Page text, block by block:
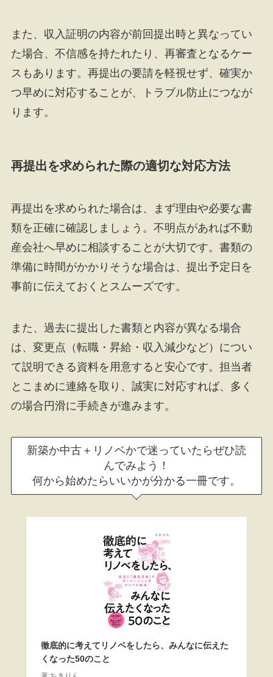
また、収入証明の内容が前回提出時と異なってい
た場合、不信感を持たれたり、再審査となるケー
スもあります。再提出の要請を軽視せず、確実か
つ早めに対応することが、トラブル防止につなが
ります。
再提出を求められた際の適切な対応方法
再提出を求められた場合は、まず理由や必要な書
類を正確に確認しましょう。不明点があれば不動
産会社へ早めに相談することが大切です。書類の
準備に時間がかかりそうな場合は、提出予定日を
事前に伝えておくとスムーズです。
また、過去に提出した書類と内容が異なる場合
は、変更点（転職・昇給・収入減少など）につい
て説明できる資料を用意すると安心です。担当者
とこまめに連絡を取り、誠実に対応すれば、多く
の場合円滑に手続きが進みます。
新築か中古＋リノベかで迷っていたらぜひ読
んでみよう！
何から始めたらいいかが分かる一冊です。
徹底的に考えてリノベをしたら、みんなに伝えた
くなった50のこと